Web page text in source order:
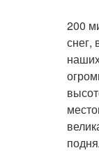
200
снег,